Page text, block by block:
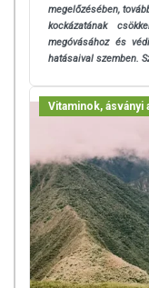
megelőzésében,
kockázatának
megóvásához és
hatásaival szemben.
Vitaminok, ásványi